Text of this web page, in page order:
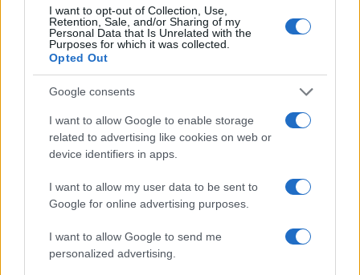
I want to opt-out of Collection, Use,
Retention, Sale, and/or Sharing of my
Personal Data that Is Unrelated with the
Purposes for which it was collected.
Opted Out
Google consents
I want to allow Google to enable storage
related to advertising like cookies on web or
device identifiers in apps.
I want to allow my user data to be sent to
Google for online advertising purposes.
I want to allow Google to send me
personalized advertising.
Έρχονται ΝΕΑ μέτρα στήριξης το
Δεκέμβριο: Επίδομα 800 ευρώ,
Πληρωμές επιδόματα σήμερα:
Ποιοί πάνε ταμείο
27/11/2020 - 10:07
Αποζημίωση ειδικού σκοπού: